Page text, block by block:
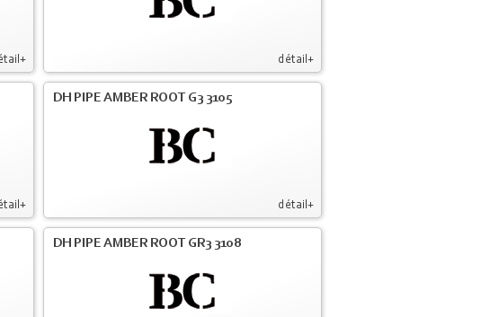
détail+
détail+
DH PIPE AMBER ROOT G3 3105
DH PIPE AMBER ROOT GR3 3108